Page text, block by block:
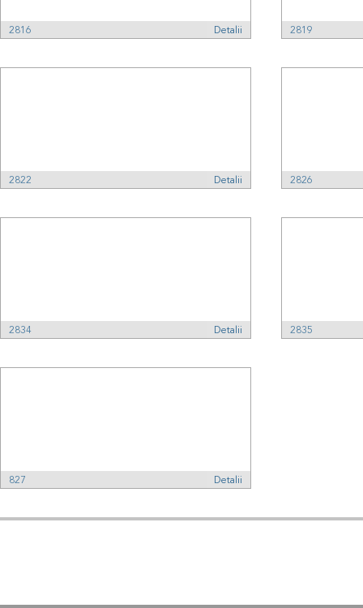
Detalii
2816 2819
Detalii
2822 2826
Detalii
2834 2835
Detalii
827